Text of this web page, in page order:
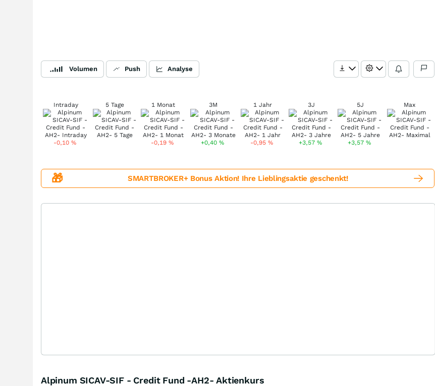
Volumen Push Analyse
Intraday
-0,10 %
5 Tage 1 Monat
-0,19%
3M
+0,40 %
1 Jahr
-0,95%
3J
+3,57 %
5J
+3,57 %
Max
🎁 SMARTBROKER+ Bonus Aktion! Ihre Lieblingsaktie geschenkt!
Alpinum SICAV-SIF - Credit Fund -AH2- Aktienkurs